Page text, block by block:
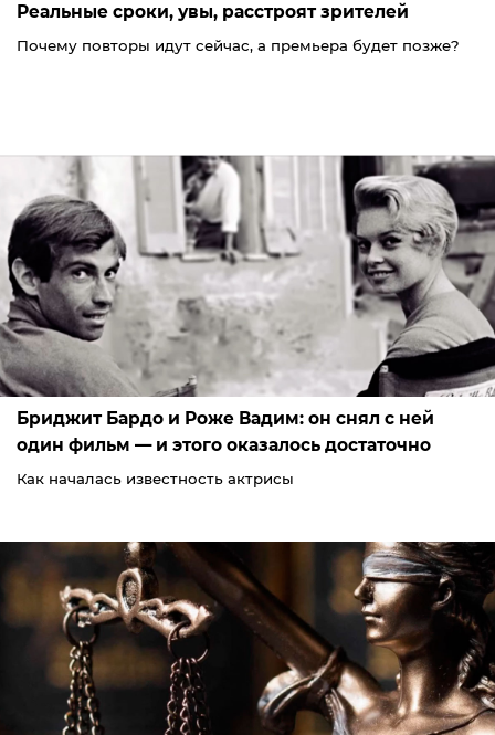
Реальные сроки, увы, расстроят зрителей
Почему повторы идут сейчас, а премьера будет позже?
Бриджит Бардо и Роже Вадим: он снял с ней
один фильм — и этого оказалось достаточно
Как началась известность актрисы